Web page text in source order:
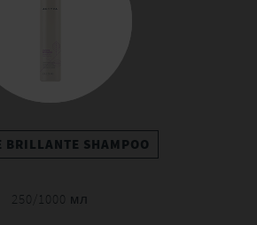
BRILLANTE SHAMPOO
250/1000 мл